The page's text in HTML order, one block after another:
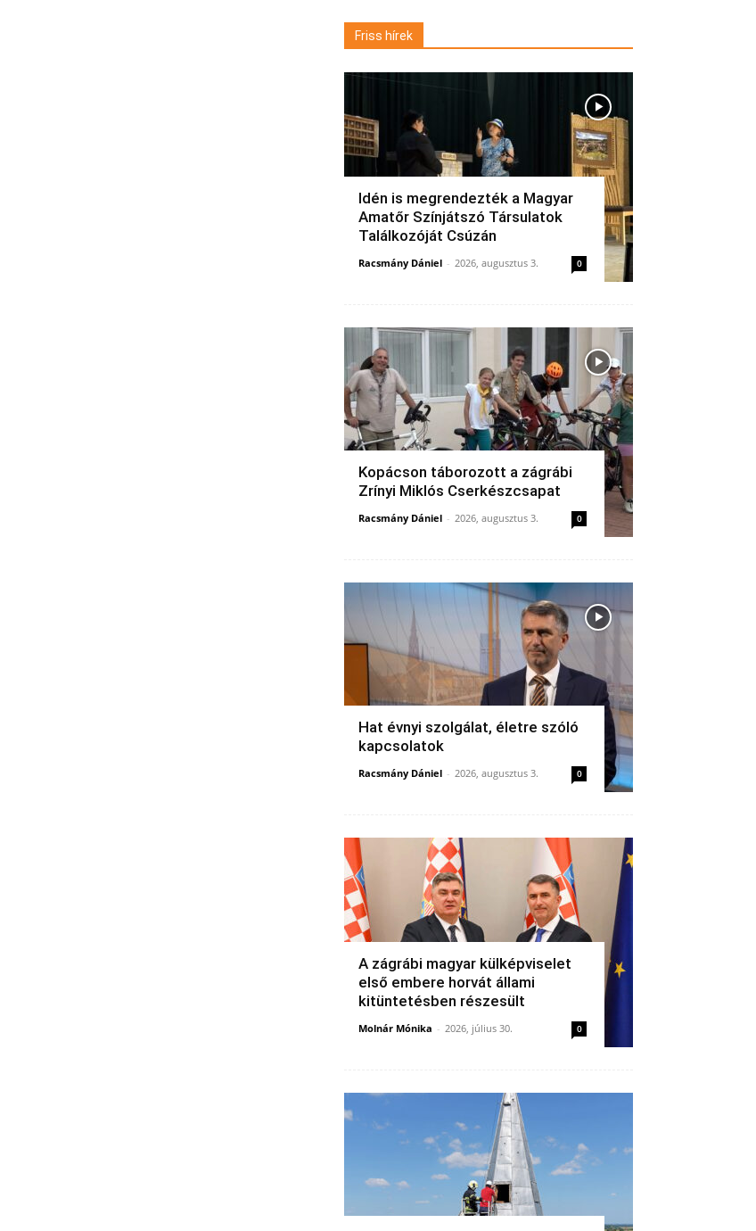
Friss hírek
Idén is megrendezték a Magyar
Amatőr Színjátszó Társulatok
Találkozóját Csúzán
Racsmány Dániel - 2026, augusztus 3. 0
Kopácson táborozott a zágrábi
Zrínyi Miklós Cserkészcsapat
Racsmány Dániel - 2026, augusztus 3. 0
Hat évnyi szolgálat, életre szóló
kapcsolatok
Racsmány Dániel - 2026, augusztus 3. 0
A zágrábi magyar külképviselet
első embere horvát állami
kitüntetésben részesült
Molnár Mónika - 2026, július 30. 0